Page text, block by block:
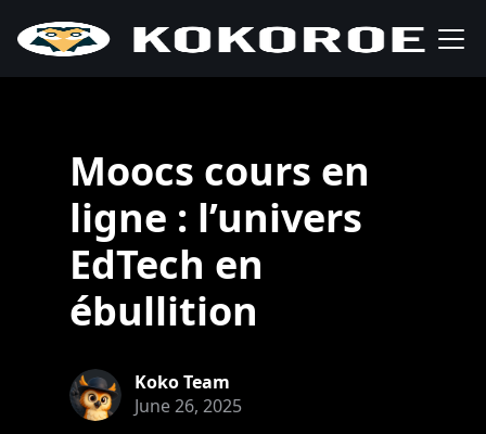
Moocs cours en
ligne : l’univers
EdTech en
ébullition
Koko Team
June 26, 2025